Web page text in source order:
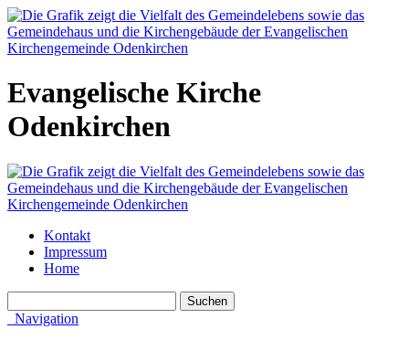
Evangelische Kirche
Odenkirchen
Kontakt
Impressum
Home
Navigation